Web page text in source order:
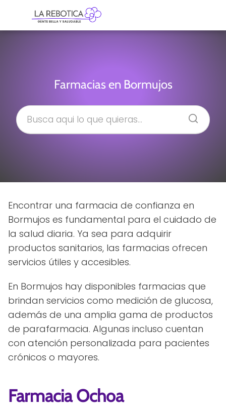
Farmacias en Bormujos
Encontrar una farmacia de confianza en
Bormujos es fundamental para el cuidado de
la salud diaria. Ya sea para adquirir
productos sanitarios, las farmacias ofrecen
servicios útiles y accesibles.
En Bormujos hay disponibles farmacias que
brindan servicios como medición de glucosa,
además de una amplia gama de productos
de parafarmacia. Algunas incluso cuentan
con atención personalizada para pacientes
crónicos o mayores.
Farmacia Ochoa